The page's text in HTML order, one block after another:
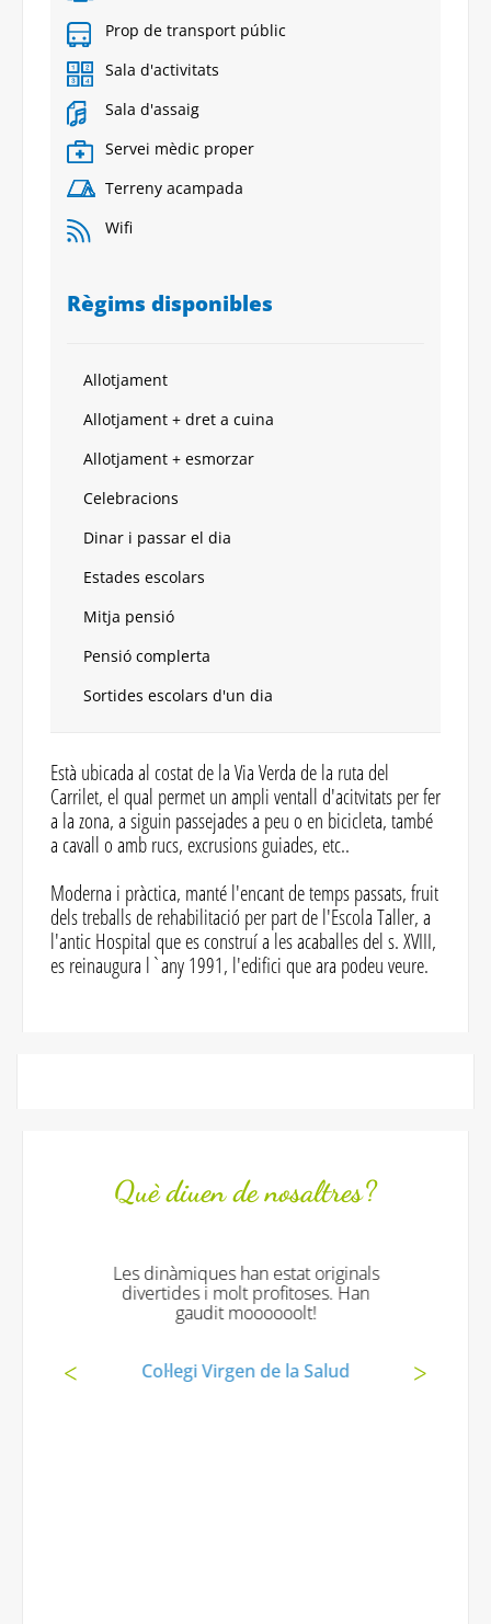
Prop de transport públic
Sala d'activitats
Sala d'assaig
Servei mèdic proper
Terreny acampada
Wifi
Règims disponibles
Allotjament
Allotjament + dret a cuina
Allotjament + esmorzar
Celebracions
Dinar i passar el dia
Estades escolars
Mitja pensió
Pensió complerta
Sortides escolars d'un dia
Està ubicada al costat de la Via Verda de la ruta del
Carrilet, el qual permet un ampli ventall d'acitvitats per fer
a la zona, a siguin passejades a peu o en bicicleta, també
a cavall o amb rucs, excrusions guiades, etc..
Moderna i pràctica, manté l'encant de temps passats, fruit
dels treballs de rehabilitació per part de l'Escola Taller, a
l'antic Hospital que es construí a les acaballes del s. XVIII,
es reinaugura l`any 1991, l'edifici que ara podeu veure.
Què diuen de nosaltres?
Les dinàmiques han estat originals
divertides i molt profitoses. Han
gaudit moooooolt!
Col·legi Virgen de la Salud